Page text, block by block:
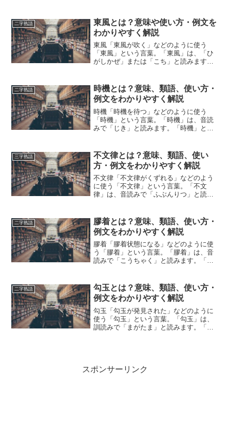
意味や使い方や類語について、小説など
の用例を紹介して、わかり...
二字熟語
東風とは？意味や使い方・例文を
わかりやすく解説
東風「東風が吹く」などのように使う
「東風」という言葉。「東風」は、「ひ
がしかぜ」または「こち」と読みます。
や使い方について、小説などの用例を紹
介して、わかりやすく解説し...
二字熟語
時機とは？意味、類語、使い方・
例文をわかりやすく解説
時機「時機を待つ」などのように使う
「時機」という言葉。「時機」は、音読
みで「じき」と読みます。「時機」と
類語について、小説などの用例を紹介し
て、わかりやすく解説していき...
三字熟語
不文律とは？意味、類語、使い
方・例文をわかりやすく解説
不文律「不文律がくずれる」などのよう
に使う「不文律」という言葉。「不文
律」は、音読みで「ふぶんりつ」と読み
律」の意味や使い方や類語について、小
説などの用例を紹介しながら...
二字熟語
膠着とは？意味、類語、使い方・
例文をわかりやすく解説
膠着「膠着状態になる」などのように使
う「膠着」という言葉。「膠着」は、音
読みで「こうちゃく」と読みます。「膠
い方や類語について、小説などの用例を
紹介しながら、わかりやす...
二字熟語
勾玉とは？意味、類語、使い方・
例文をわかりやすく解説
勾玉「勾玉が発見された」などのように
使う「勾玉」という言葉。「勾玉」は、
訓読みで「まがたま」と読みます。「勾
スポンサーリンク